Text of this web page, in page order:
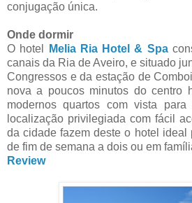
conjugação única.
Onde dormir
O hotel
Melia Ria Hotel & Spa
canais da Ria de Aveiro, e situado
Congressos e da estação de
nova a poucos minutos do centro
modernos quartos com vista
localização privilegiada com fácil
da cidade fazem deste o hotel ideal
de fim de semana a dois ou em
Review